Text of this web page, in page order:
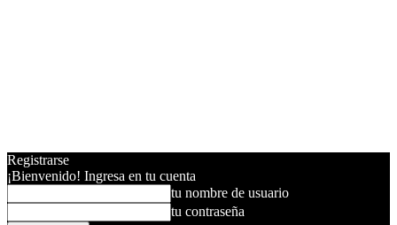
Registrarse
¡Bienvenido! Ingresa en tu cuenta
tu nombre de usuario
tu contraseña